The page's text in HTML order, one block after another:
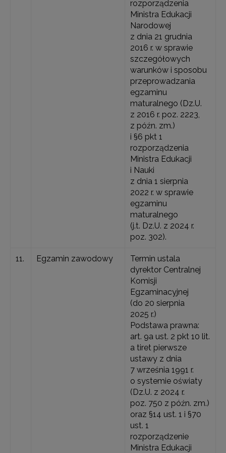
rozporządzenia
Ministra Edukacji
Narodowej
z dnia 21 grudnia
2016 r. w sprawie
szczegółowych
warunków i sposobu
przeprowadzania
egzaminu
maturalnego (Dz.U.
z 2016 r. poz. 2223,
z późn. zm.)
i §6 pkt 1
rozporządzenia
Ministra Edukacji
i Nauki
z dnia 1 sierpnia
2022 r. w sprawie
egzaminu
maturalnego
(j.t. Dz.U. z 2024 r.
poz. 302).
11. Egzamin zawodowy
Termin ustala
dyrektor Centralnej
Komisji
Egzaminacyjnej
(do 20 sierpnia
2025 r.)
Podstawa prawna:
art. 9a ust. 2 pkt 10 lit.
a tiret pierwsze
ustawy z dnia
7 września 1991 r.
o systemie oświaty
(Dz.U. z 2024 r.
poz. 750 z późn. zm.)
oraz §14 ust. 1 i §70
ust. 1
rozporządzenie
Ministra Edukacji